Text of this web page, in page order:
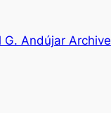
G. Andújar Archive